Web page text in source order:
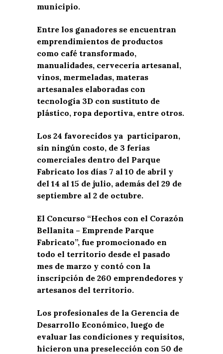
municipio.
Entre los ganadores se encuentran
emprendimientos de productos
como café transformado,
manualidades, cervecería artesanal,
vinos, mermeladas, materas
artesanales elaboradas con
tecnología 3D con sustituto de
plástico, ropa deportiva, entre otros.
Los 24 favorecidos ya participaron,
sin ningún costo, de 3 ferias
comerciales dentro del Parque
Fabricato los días 7 al 10 de abril y
del 14 al 15 de julio, además del 29 de
septiembre al 2 de octubre.
El Concurso “Hechos con el Corazón
Bellanita – Emprende Parque
Fabricato”, fue promocionado en
todo el territorio desde el pasado
mes de marzo y contó con la
inscripción de 260 emprendedores y
artesanos del territorio.
Los profesionales de la Gerencia de
Desarrollo Económico, luego de
evaluar las condiciones y requisitos,
hicieron una preselección con 50 de